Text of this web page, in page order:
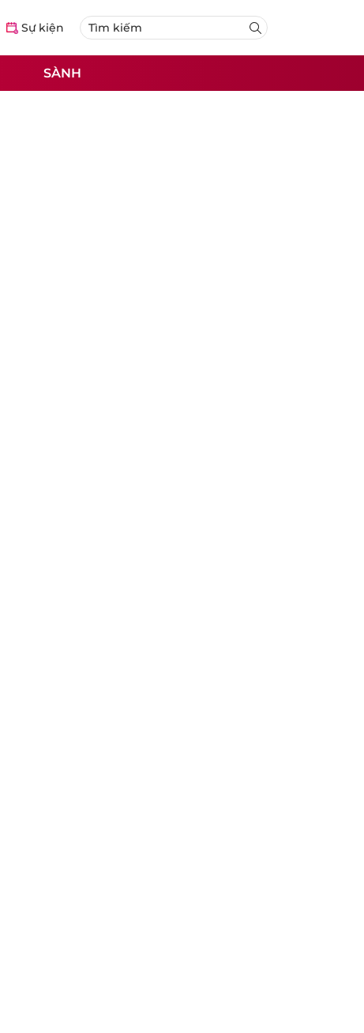
Sự kiện
SÀNH